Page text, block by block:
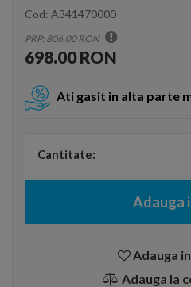
Cod: A341470000
PRP: 806.00 RON
698.00 RON
Ati gasit in alta parte
Cantitate:
Adauga
Adauga
Adauga la